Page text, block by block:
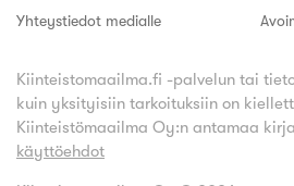
Yhteystiedot medialle
Kiinteistomaailma.fi -palvelun tai
kuin yksityisiin tarkoituksiin on
Kiinteistömaailma Oy:n antamaa
käyttöehdot